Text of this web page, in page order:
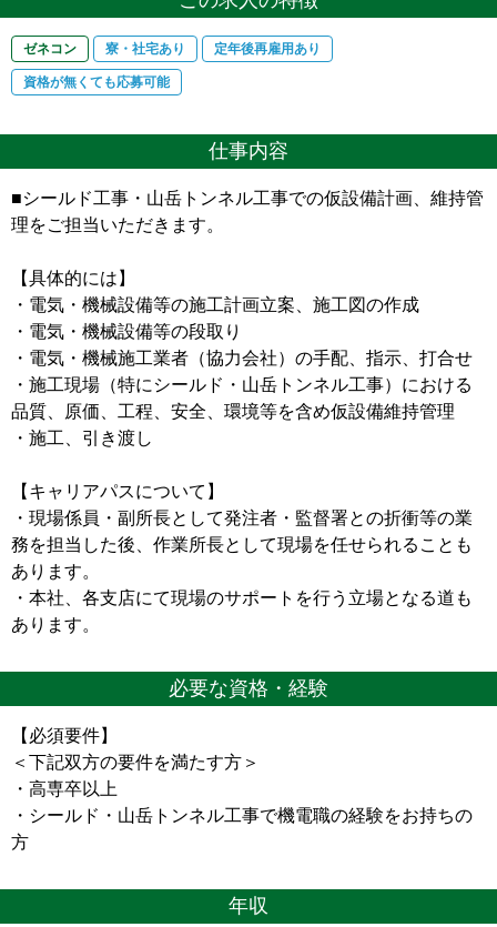
ゼネコン 寮・社宅あり 定年後再雇用あり
資格が無くても応募可能
仕事内容
■シールド工事・山岳トンネル工事での仮設備計画、維持管
理をご担当いただきます。
【具体的には】
・電気・機械設備等の施工計画立案、施工図の作成
・電気・機械設備等の段取り
・電気・機械施工業者（協力会社）の手配、指示、打合せ
・施工現場（特にシールド・山岳トンネル工事）における
品質、原価、工程、安全、環境等を含め仮設備維持管理
・施工、引き渡し
【キャリアパスについて】
・現場係員・副所長として発注者・監督署との折衝等の業
務を担当した後、作業所長として現場を任せられることも
あります。
・本社、各支店にて現場のサポートを行う立場となる道も
あります。
必要な資格・経験
【必須要件】
＜下記双方の要件を満たす方＞
・高専卒以上
・シールド・山岳トンネル工事で機電職の経験をお持ちの
方
年収